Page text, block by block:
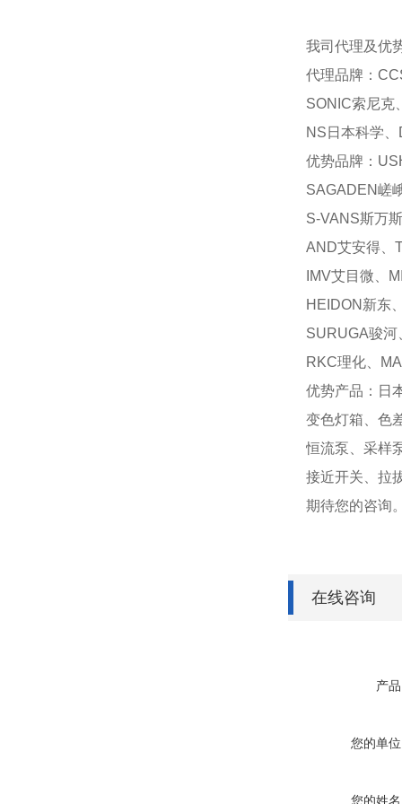
我司代理及优
代理品牌：
SONIC索尼克
NS日本科学
优势品牌：
SAGADEN嵯
S-VANS斯万
AND艾安得、
IMV艾目微、
HEIDON新东
SURUGA骏
RKC理化、
优势产品：日
变色灯箱、色
恒流泵、采样
接近开关、拉
期待您的咨询
在线咨询
产
您的单
您的姓